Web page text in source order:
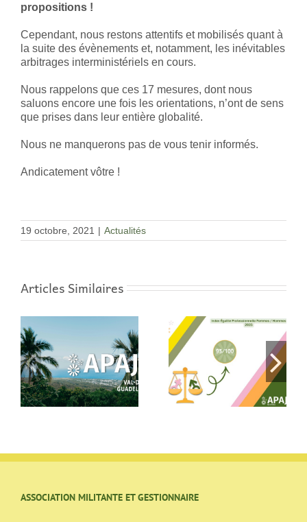
propositions !
Cependant, nous restons attentifs et mobilisés quant à
la suite des évènements et, notamment, les inévitables
arbitrages interministériels en cours.
Nous rappelons que ces 17 mesures, dont nous
saluons encore une fois les orientations, n’ont de sens
que prises dans leur entière globalité.
Nous ne manquerons pas de vous tenir informés.
Andicatement vôtre !
19 octobre, 2021 | Actualités
Articles Similaires
Index Égalité
Professionnelle
Femmes / Hommes
2025
Les écrans au
quotidien : on en
parle au SESSAD à
Argenteuil
ASSOCIATION MILITANTE ET GESTIONNAIRE